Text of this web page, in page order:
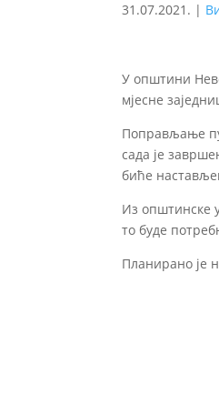
31.07.2021. |
У општини
мјесне
Поправљање
сада је
биће
Из општинске
то буде
Планирано је